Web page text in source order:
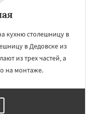
кухню столешницу в
в Дедовске из
из трех частей, а
на монтаже.